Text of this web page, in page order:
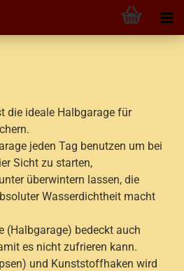
die ideale Halbgarage für
jeden Tag benutzen um bei
Sicht zu starten,
überwintern lassen, die
Wasserdichtheit macht
(Halbgarage) bedeckt auch
es nicht zufrieren kann.
und Kunststoffhaken wird